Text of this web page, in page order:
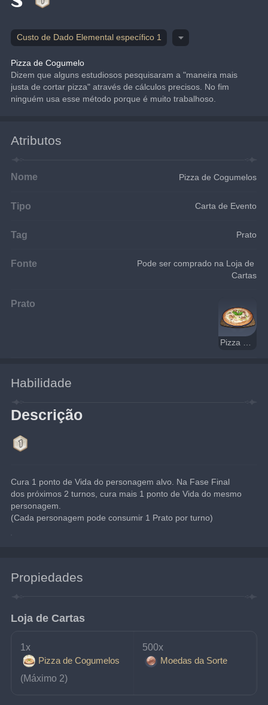
Custo de Dado Elemental específico 1
Pizza de Cogumelo
Dizem que alguns estudiosos pesquisaram a "maneira mais
justa de cortar pizza" através de cálculos precisos. No fim
ninguém usa esse método porque é muito trabalhoso.
Atributos
Nome Pizza de Cogumelos
Tipo Carta de Evento
Tag Prato
Fonte
Pode ser comprado na Loja de
Cartas
Prato
Pizza de Cogumelos
Habilidade
Descrição
Cura 1 ponto de Vida do personagem alvo. Na Fase Final
dos próximos 2 turnos, cura mais 1 ponto de Vida do mesmo
personagem.
(Cada personagem pode consumir 1 Prato por turno)
Propiedades
Loja de Cartas
1x
Pizza de Cogumelos
(Máximo 2)
500x
Moedas da Sorte